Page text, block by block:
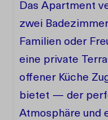
Das Apartment
zwei
Familien oder
eine private
offener Küche
bietet — der
Atmosphäre und